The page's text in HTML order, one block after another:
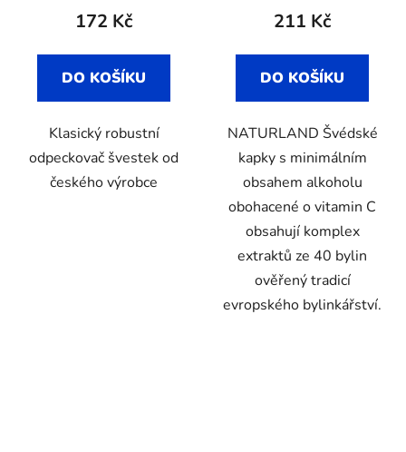
172 Kč
DO KOŠÍKU
Klasický robustní
odpeckovač švestek od
českého výrobce
211 Kč
DO KOŠÍKU
NATURLAND Švédské
kapky s minimálním
obsahem alkoholu
obohacené o vitamin C
obsahují komplex
extraktů ze 40 bylin
ověřený tradicí
evropského bylinkářství.